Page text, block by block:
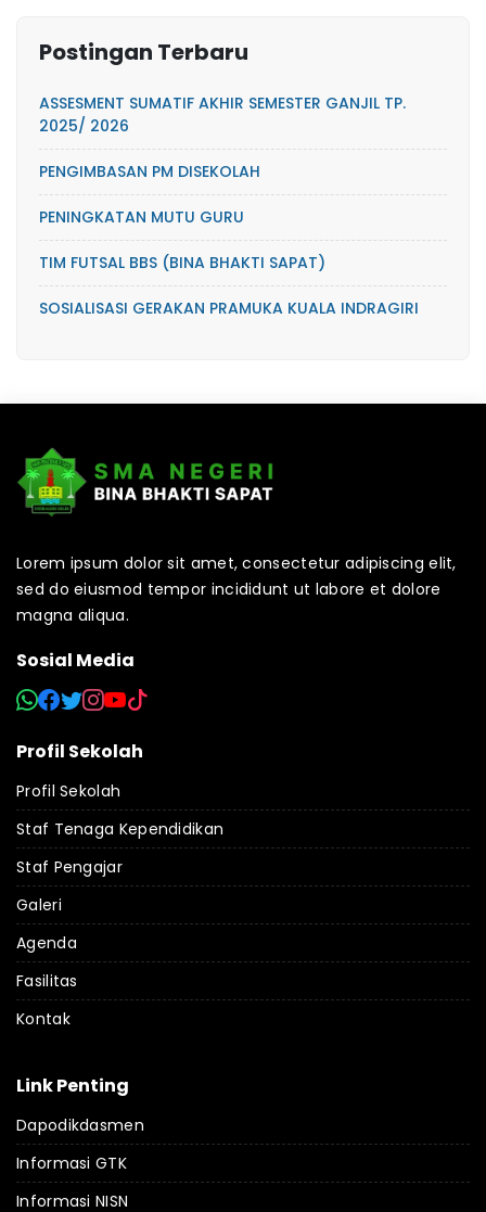
Postingan Terbaru
ASSESMENT SUMATIF AKHIR SEMESTER GANJIL TP.
2025/ 2026
PENGIMBASAN PM DISEKOLAH
PENINGKATAN MUTU GURU
TIM FUTSAL BBS (BINA BHAKTI SAPAT)
SOSIALISASI GERAKAN PRAMUKA KUALA INDRAGIRI
Lorem ipsum dolor sit amet, consectetur adipiscing elit,
sed do eiusmod tempor incididunt ut labore et dolore
magna aliqua.
Sosial Media
Profil Sekolah
Profil Sekolah
Staf Tenaga Kependidikan
Staf Pengajar
Galeri
Agenda
Fasilitas
Kontak
Link Penting
Dapodikdasmen
Informasi GTK
Informasi NISN